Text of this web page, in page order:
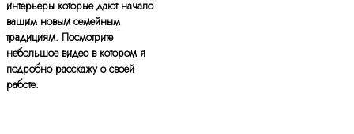
интерьеры которые дают начало
вашим новым семейным
традициям. Посмотрите
небольшое видео в котором я
подробно расскажу о своей
работе.